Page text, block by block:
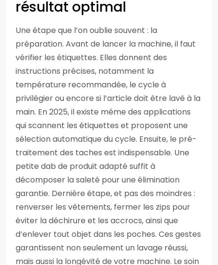
résultat optimal
Une étape que l’on oublie souvent : la
préparation. Avant de lancer la machine, il faut
vérifier les étiquettes. Elles donnent des
instructions précises, notamment la
température recommandée, le cycle à
privilégier ou encore si l’article doit être lavé à la
main. En 2025, il existe même des applications
qui scannent les étiquettes et proposent une
sélection automatique du cycle. Ensuite, le pré-
traitement des taches est indispensable. Une
petite dab de produit adapté suffit à
décomposer la saleté pour une élimination
garantie. Dernière étape, et pas des moindres :
renverser les vêtements, fermer les zips pour
éviter la déchirure et les accrocs, ainsi que
d’enlever tout objet dans les poches. Ces gestes
garantissent non seulement un lavage réussi,
mais aussi la longévité de votre machine. Le soin